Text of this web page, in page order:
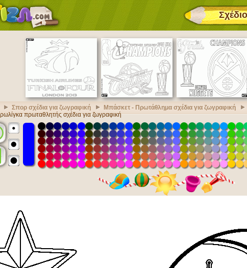
Σπορ σχέδια για ζωγραφική
Μπάσκετ - Πρωτάθλημα σχέδια για ζωγραφική
πρωταθλητής σχέδια για ζωγραφική